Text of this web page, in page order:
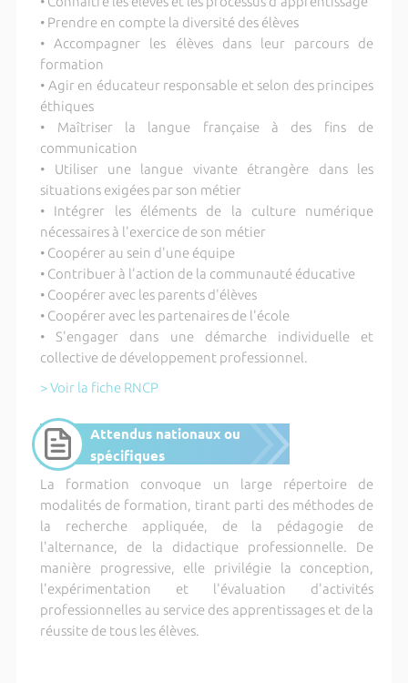
• Prendre en compte la diversité des élèves
• Accompagner les élèves dans leur parcours de
formation
• Agir en éducateur responsable et selon des principes
éthiques
• Maîtriser la langue française à des fins de
communication
• Utiliser une langue vivante étrangère dans les
situations exigées par son métier
• Intégrer les éléments de la culture numérique
nécessaires à l'exercice de son métier
• Coopérer au sein d'une équipe
• Contribuer à l'action de la communauté éducative
• Coopérer avec les parents d'élèves
• Coopérer avec les partenaires de l'école
• S'engager dans une démarche individuelle et
collective de développement professionnel.
> Voir la fiche RNCP
Attendus nationaux ou
spécifiques
La formation convoque un large répertoire de
modalités de formation, tirant parti des méthodes de
la recherche appliquée, de la pédagogie de
l'alternance, de la didactique professionnelle. De
manière progressive, elle privilégie la conception,
l'expérimentation et l'évaluation d'activités
professionnelles au service des apprentissages et de la
réussite de tous les élèves.